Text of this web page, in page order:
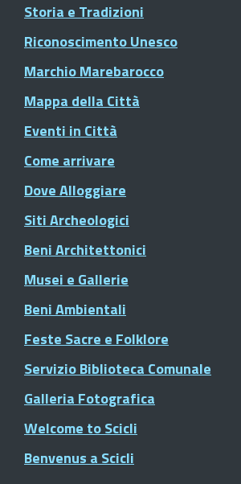
Storia e Tradizioni
Riconoscimento Unesco
Marchio Marebarocco
Mappa della Città
Eventi in Città
Come arrivare
Dove Alloggiare
Siti Archeologici
Beni Architettonici
Musei e Gallerie
Beni Ambientali
Feste Sacre e Folklore
Servizio Biblioteca Comunale
Galleria Fotografica
Welcome to Scicli
Benvenus a Scicli